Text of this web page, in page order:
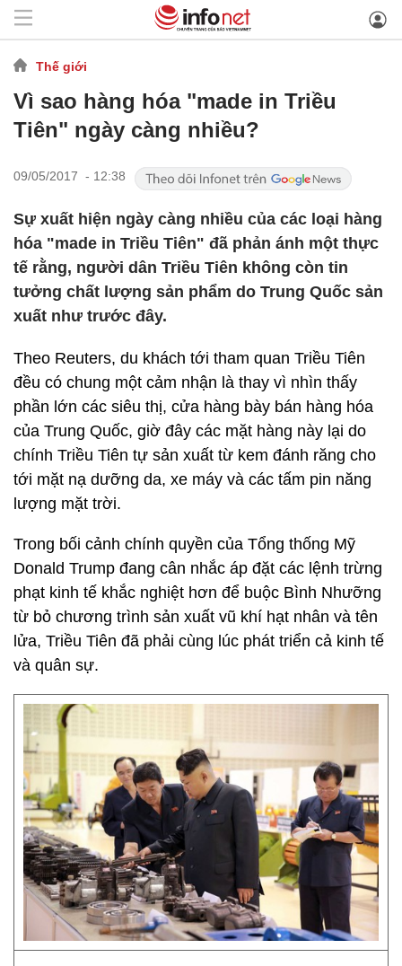
Thế giới
Vì sao hàng hóa "made in Triều
Tiên" ngày càng nhiều?
09/05/2017 - 12:38
Sự xuất hiện ngày càng nhiều của các loại hàng
hóa "made in Triều Tiên" đã phản ánh một thực
tế rằng, người dân Triều Tiên không còn tin
tưởng chất lượng sản phẩm do Trung Quốc sản
xuất như trước đây.
Theo Reuters, du khách tới tham quan Triều Tiên
đều có chung một cảm nhận là thay vì nhìn thấy
phần lớn các siêu thị, cửa hàng bày bán hàng hóa
của Trung Quốc, giờ đây các mặt hàng này lại do
chính Triều Tiên tự sản xuất từ kem đánh răng cho
tới mặt nạ dưỡng da, xe máy và các tấm pin năng
lượng mặt trời.
Trong bối cảnh chính quyền của Tổng thống Mỹ
Donald Trump đang cân nhắc áp đặt các lệnh trừng
phạt kinh tế khắc nghiệt hơn để buộc Bình Nhưỡng
từ bỏ chương trình sản xuất vũ khí hạt nhân và tên
lửa, Triều Tiên đã phải cùng lúc phát triển cả kinh tế
và quân sự.